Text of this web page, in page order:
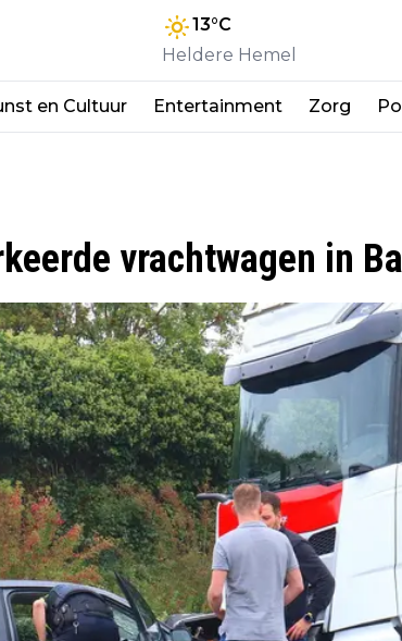
13°C
Heldere Hemel
en Cultuur Entertainment Zorg
vrachtwagen in